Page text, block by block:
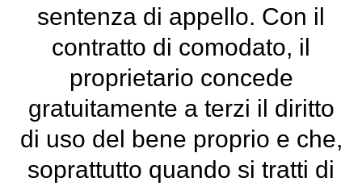
sentenza di appello. Con il
contratto di comodato, il
proprietario concede
gratuitamente a terzi il diritto
di uso del bene proprio e che,
soprattutto quando si tratti di